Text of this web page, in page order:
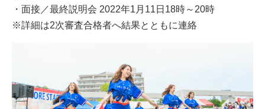
・面接／最終説明会 2022年1月11日18時～20時
※詳細は2次審査合格者へ結果とともに連絡